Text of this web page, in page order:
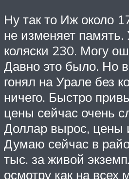
Ну так то Иж около
не изменяет память.
коляски 230. Могу
Давно это было. Но
гонял на Урале без
ничего. Быстро
цены сейчас очень
Доллар вырос, цены
Думаю сейчас в
тыс. за живой
осмотру как на всех